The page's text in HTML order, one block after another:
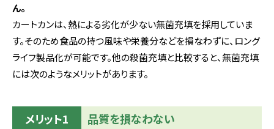
ん。
カートカンは、熱による劣化が少ない無菌充填を採用していま
す。そのため食品の持つ風味や栄養分などを損なわずに、ロング
ライフ製品化が可能です。他の殺菌充填と比較すると、無菌充填
には次のようなメリットがあります。
メリット1 品質を損なわない